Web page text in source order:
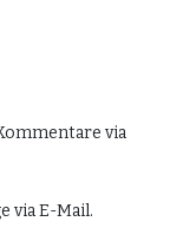
via
via E-Mail.